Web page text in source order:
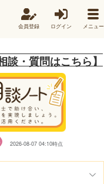
会員登録 ログイン メニュー
談・質問はこちら】
2026-08-07 04:10時点